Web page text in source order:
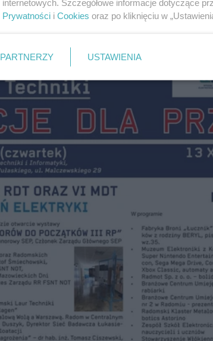
internetowych. Szczegółowe informacje dotyczące
Prywatności i Cookies oraz po kliknięciu w
PARTNERZY USTAWIENIA